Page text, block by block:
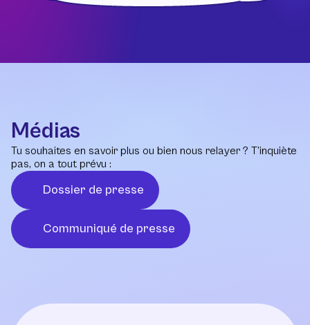
Médias
Tu souhaites en savoir plus ou bien nous relayer ? T’inquiète
pas, on a tout prévu :
Dossier de presse
Communiqué de presse